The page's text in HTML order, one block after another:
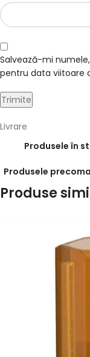
Salvează-mi
pentru data viitoare
Livrare
Produsele în
Produsele
Produse